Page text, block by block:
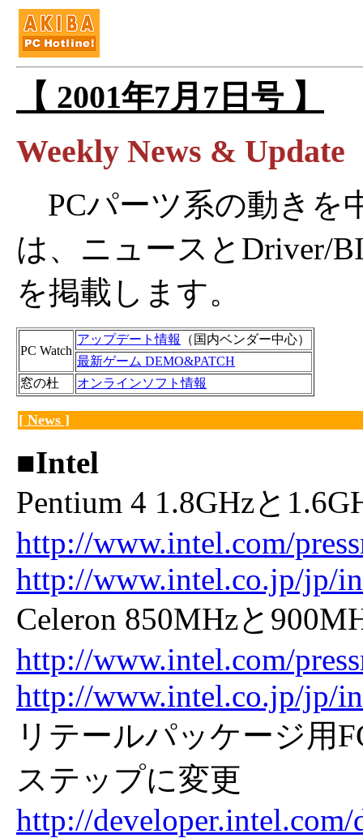
【 2001年7月7日号 】
Weekly News & Update
PCパーツ系の動きを
は、ニュースとDriver/
を掲載します。
PC Watch
アップデート情報
（国内ベンダー中心）
最新ゲーム DEMO&PATCH
窓の杜
オンラインソフト情報
[ News ]
■Intel
Pentium 4 1.8GHzと
http://www.intel.com/
http://www.intel.co.jp/jp/
Celeron 850MHzと
http://www.intel.com/
http://www.intel.co.jp/jp/
リテールパッケージ用
ステップに変更
http://developer.intel.com/